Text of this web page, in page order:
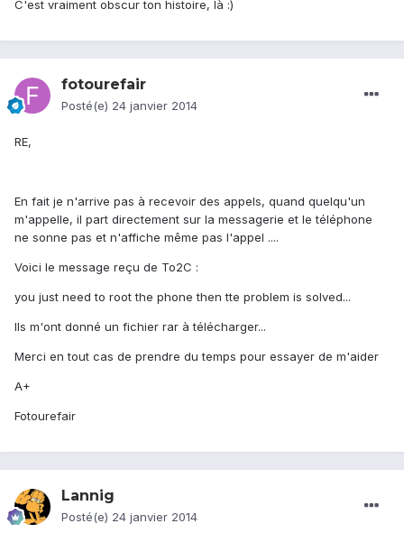
C'est vraiment obscur ton histoire, là :)
fotourefair
Posté(e) 24 janvier 2014
RE,
En fait je n'arrive pas à recevoir des appels, quand quelqu'un
m'appelle, il part directement sur la messagerie et le téléphone
ne sonne pas et n'affiche même pas l'appel ....
Voici le message reçu de To2C :
you just need to root the phone then tte problem is solved...
Ils m'ont donné un fichier rar à télécharger...
Merci en tout cas de prendre du temps pour essayer de m'aider
A+
Fotourefair
Lannig
Posté(e) 24 janvier 2014